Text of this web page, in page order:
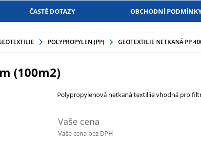
ČASTÉ DOTAZY OBCHODNÍ
POLYPROPYLEN (PP) GEOTEXTILIE NETKANÁ PP
(100m2)
Polypropylenová netkaná textiliie vhodná pro
Vaše cena
Vaše cena bez DPH